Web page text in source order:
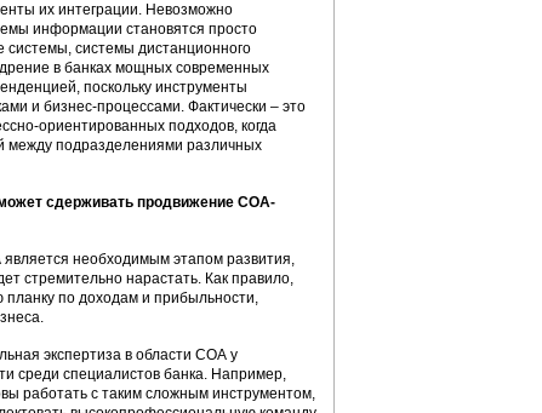
их интеграции. Невозможно
информации становятся просто
системы дистанционного
в банках мощных современных
поскольку инструменты
и бизнес-процессами. Фактически – это
ориентированных подходов, когда
между подразделениями различных
сдерживать продвижение СОА-
является необходимым этапом развития,
стремительно нарастать. Как правило,
планку по доходам и прибыльности,
экспертиза в области СОА у
среди специалистов банка. Например,
работать с таким сложным инструментом,